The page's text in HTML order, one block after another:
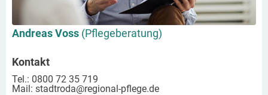
Andreas Voss (Pflegeberatung)
Kontakt
Tel.: 0800 72 35 719
Mail: stadtroda@regional-pflege.de